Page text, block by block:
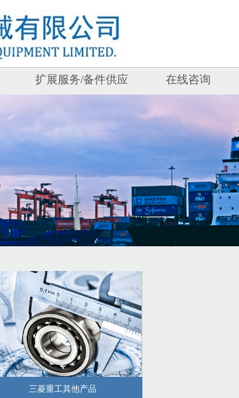
扩展服务/备件供应 在线咨询
三菱重工其他产品